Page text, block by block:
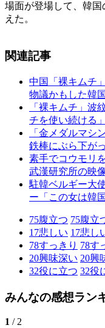
場面が登場して、韓
えた。
関連記事
中国「裸キムチ
物議かもした韓
「裸キムチ」波
チを使い続ける」
「金メダルマシ
鉄棒にぶら下が
素手でコウモリ
武漢研究所の映
駐韓ベルギー大
ー「この女は韓国
75腹立つ 75腹立
17悲しい 17悲し
78すっきり 78す
20興味深い 20興
32役に立つ 32役
みんなの感想ラン
1 / 2